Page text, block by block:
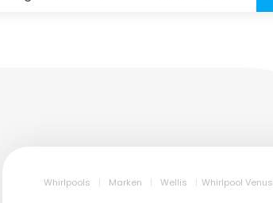
Whirlpools | Marken | Wellis | Whirlpool Venus